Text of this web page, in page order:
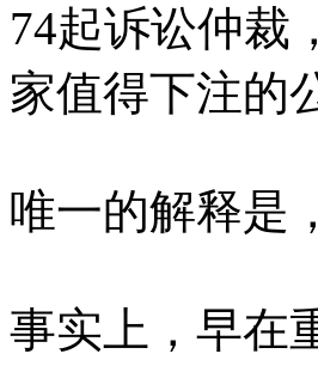
74起诉讼仲
家值得下注的
唯一的解释是
事实上，早在